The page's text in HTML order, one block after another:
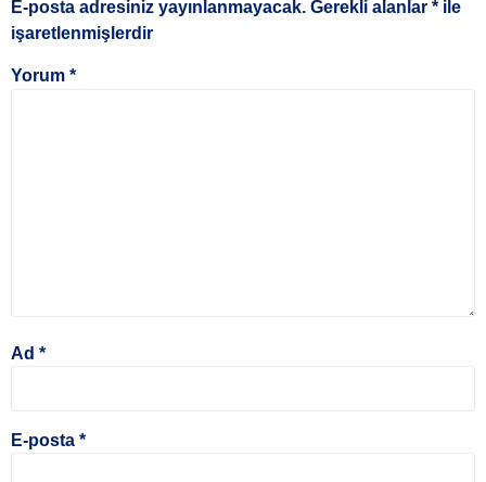
E-posta adresiniz yayınlanmayacak. Gerekli alanlar * ile
işaretlenmişlerdir
Yorum *
Ad *
E-posta *